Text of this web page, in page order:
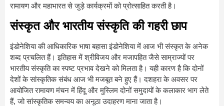
रामायण और महाभारत से जुड़े कार्यक्रमों को प्रोत्साहित करती है।
संस्कृत और भारतीय संस्कृति की गहरी छाप
इंडोनेशिया की आधिकारिक भाषा बहासा इंडोनेशिया में आज भी संस्कृत के अनेक
शब्द प्रचलित हैं। इतिहास में श्रीविजय और मजापहित जैसे साम्राज्यों पर
भारतीय संस्कृति का स्पष्ट प्रभाव देखने को मिलता है। यही कारण है कि दोनों
देशों के सांस्कृतिक संबंध आज भी मजबूत बने हुए हैं। दशहरा के अवसर पर
आयोजित रामायण मंचन में हिंदू और मुस्लिम दोनों समुदायों के कलाकार भाग लेते
हैं, जो सांस्कृतिक समन्वय का अनूठा उदाहरण माना जाता है।